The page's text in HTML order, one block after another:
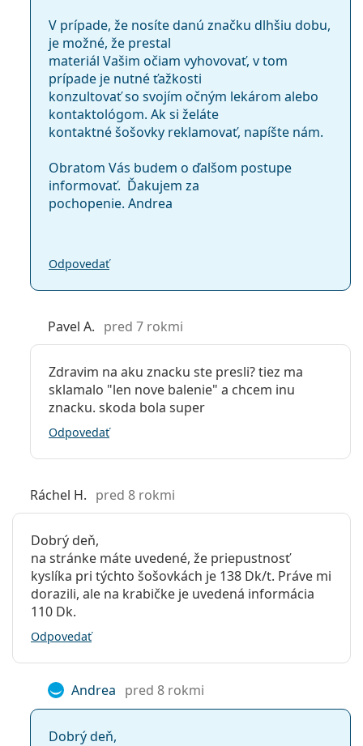
V prípade, že nosíte danú značku dlhšiu dobu,
je možné, že prestal
materiál Vašim očiam vyhovovať, v tom
prípade je nutné ťažkosti
konzultovať so svojím očným lekárom alebo
kontaktológom. Ak si želáte
kontaktné šošovky reklamovať, napíšte nám.
Obratom Vás budem o ďalšom postupe
informovať. ​ Ďakujem za
pochopenie. Andrea
Odpovedať
Pavel A. pred 7 rokmi
Zdravim na aku znacku ste presli? tiez ma
sklamalo "len nove balenie" a chcem inu
znacku. skoda bola super
Odpovedať
Ráchel H. pred 8 rokmi
Dobrý deň,
na stránke máte uvedené, že priepustnosť
kyslíka pri týchto šošovkách je 138 Dk/t. Práve mi
dorazili, ale na krabičke je uvedená informácia
110 Dk.
Odpovedať
Andrea pred 8 rokmi
Dobrý deň,